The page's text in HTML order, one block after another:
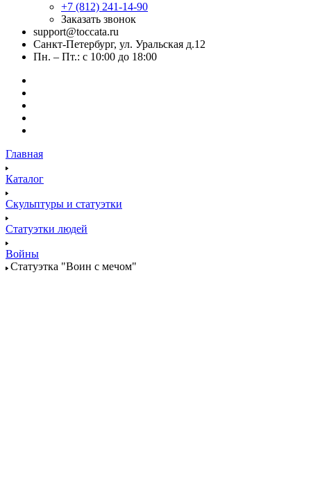
+7 (812) 241-14-90
Заказать звонок
support@toccata.ru
Санкт-Петербург, ул. Уральская д.12
Пн. – Пт.: с 10:00 до 18:00
Главная
Каталог
Скульптуры и статуэтки
Статуэтки людей
Войны
Статуэтка "Воин с мечом"